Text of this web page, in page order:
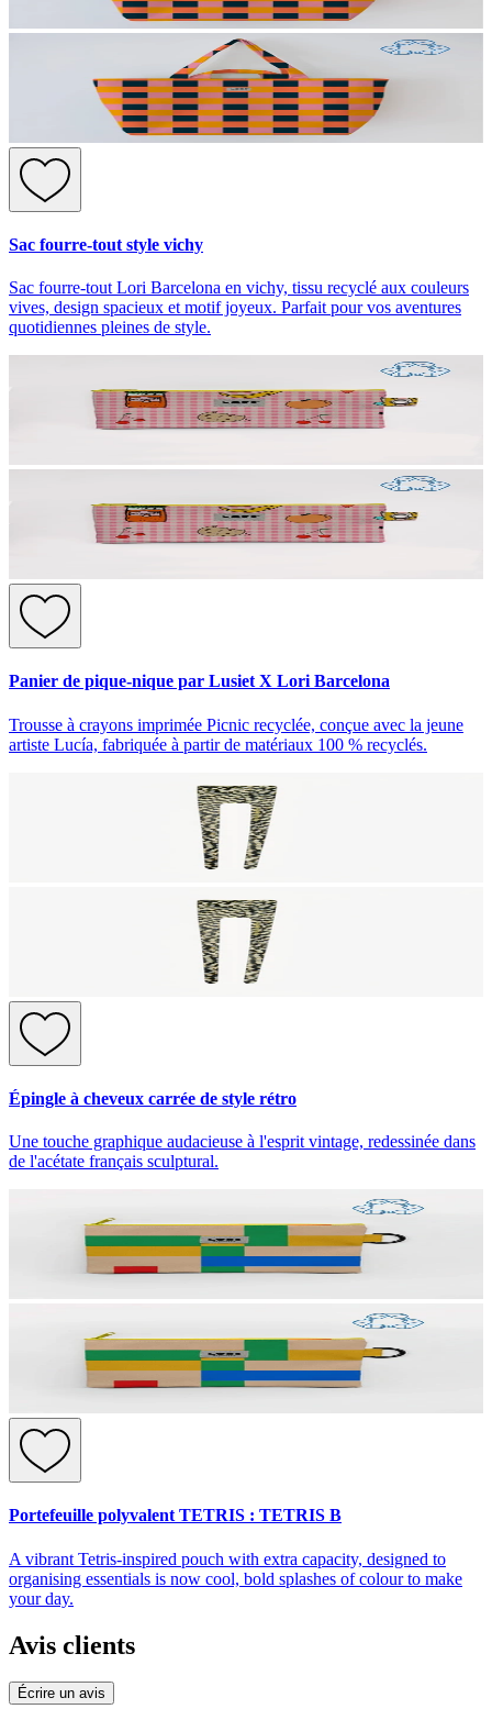
Sac fourre-tout style vichy
Sac fourre-tout Lori Barcelona en vichy, tissu recyclé aux couleurs
vives, design spacieux et motif joyeux. Parfait pour vos aventures
quotidiennes pleines de style.
Panier de pique-nique par Lusiet X Lori Barcelona
Trousse à crayons imprimée Picnic recyclée, conçue avec la jeune
artiste Lucía, fabriquée à partir de matériaux 100 % recyclés.
Épingle à cheveux carrée de style rétro
Une touche graphique audacieuse à l'esprit vintage, redessinée dans
de l'acétate français sculptural.
Portefeuille polyvalent TETRIS : TETRIS B
A vibrant Tetris-inspired pouch with extra capacity, designed to
organising essentials is now cool, bold splashes of colour to make
your day.
Avis clients
Écrire un avis